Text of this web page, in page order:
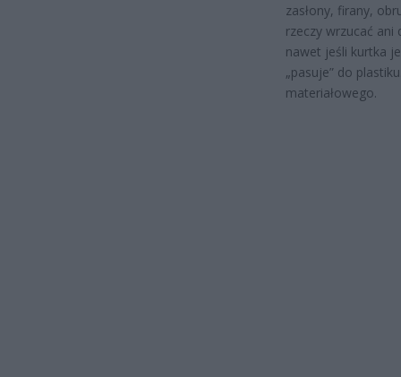
zasłony, firany,
rzeczy wrzucać
nawet jeśli kurtka
„pasuje” do
materiałowego.